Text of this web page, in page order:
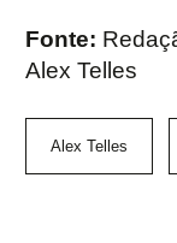
Fonte:
Alex Telles
Alex Telles